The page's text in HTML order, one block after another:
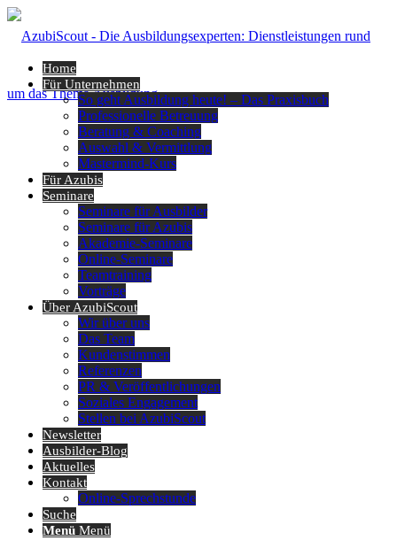
Home
Für Unternehmen
So geht Ausbildung heute! – Das Praxisbuch
Professionelle Betreuung
Beratung & Coaching
Auswahl & Vermittlung
Mastermind-Kurs
Für Azubis
Seminare
Seminare für Ausbilder
Seminare für Azubis
Akademie-Seminare
Online-Seminare
Teamtraining
Vorträge
Über AzubiScout
Wir über uns
Das Team
Kundenstimmen
Referenzen
PR & Veröffentlichungen
Soziales Engagement
Stellen bei AzubiScout
Newsletter
Ausbilder-Blog
Aktuelles
Kontakt
Online-Sprechstunde
Suche
Menü Menü